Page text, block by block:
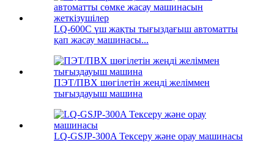
LQ-600C үш жақты тығыздағыш автоматты
қап жасау машинасы...
ПЭТ/ПВХ шөгілетін жеңді желіммен
тығыздауыш машина
LQ-GSJP-300A Тексеру және орау машинасы